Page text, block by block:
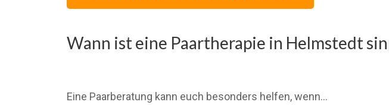
Wann ist eine Paartherapie in Helmstedt
Eine Paarberatung kann euch besonders helfen, wenn…